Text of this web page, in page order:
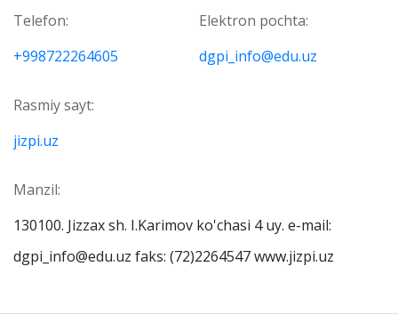
Telefon:
+998722264605
Elektron pochta:
dgpi_info@edu.uz
Rasmiy sayt:
jizpi.uz
Manzil:
130100. Jizzax sh. I.Karimov ko'chasi 4 uy. e-mail:
dgpi_info@edu.uz faks: (72)2264547 www.jizpi.uz